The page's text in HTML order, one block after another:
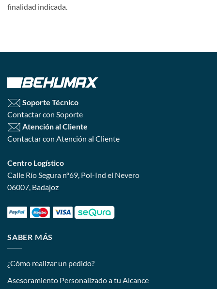
finalidad indicada.
Soporte Técnico
Contactar con Soporte
Atención al Cliente
Contactar con Atención al Cliente
Centro Logístico
Calle Río Segura nº69, Pol-Ind el Nevero
06007, Badajoz
SABER MÁS
¿Cómo realizar un pedido?
Asesoramiento Personalizado a tu Alcance